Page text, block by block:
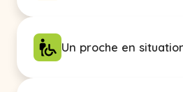
Un proche en